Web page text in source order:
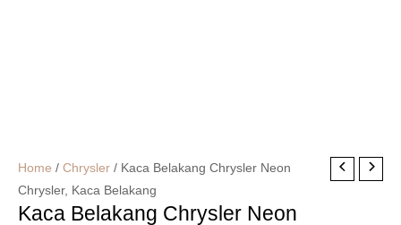
Home / Chrysler / Kaca Belakang Chrysler Neon
Chrysler, Kaca Belakang
Kaca Belakang Chrysler Neon